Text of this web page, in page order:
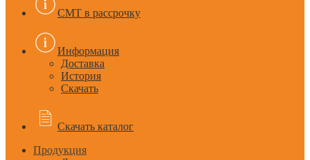
CMT в рассрочку
Информация
Доставка
История
Скачать
Скачать каталог
Продукция